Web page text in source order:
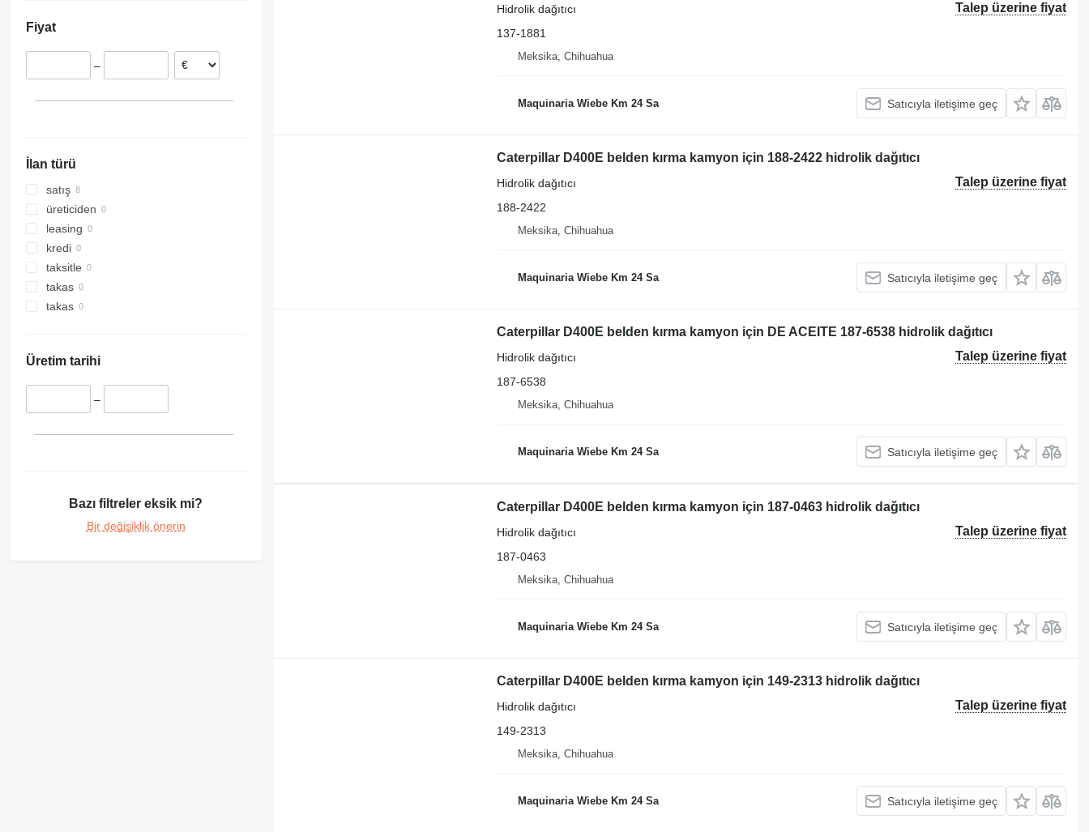
Fiyat
–
İlan türü
satış
üreticiden
leasing
kredi
taksitle
takas
takas
Üretim tarihi
–
Bazı filtreler eksik mi?
Bir değişiklik önerin
Talep üzerine fiyat
Hidrolik dağıtıcı
137-1881
Meksika, Chihuahua
Maquinaria Wiebe Km 24 Sa Satıcıyla iletişime geç
Caterpillar D400E belden kırma kamyon için 188-2422 hidrolik dağıtıcı
Talep üzerine fiyat
Hidrolik dağıtıcı
188-2422
Meksika, Chihuahua
Maquinaria Wiebe Km 24 Sa Satıcıyla iletişime geç
Caterpillar D400E belden kırma kamyon için DE ACEITE 187-6538 hidrolik dağıtıcı
Talep üzerine fiyat
Hidrolik dağıtıcı
187-6538
Meksika, Chihuahua
Maquinaria Wiebe Km 24 Sa Satıcıyla iletişime geç
Caterpillar D400E belden kırma kamyon için 187-0463 hidrolik dağıtıcı
Talep üzerine fiyat
Hidrolik dağıtıcı
187-0463
Meksika, Chihuahua
Maquinaria Wiebe Km 24 Sa Satıcıyla iletişime geç
Caterpillar D400E belden kırma kamyon için 149-2313 hidrolik dağıtıcı
Talep üzerine fiyat
Hidrolik dağıtıcı
149-2313
Meksika, Chihuahua
Maquinaria Wiebe Km 24 Sa Satıcıyla iletişime geç